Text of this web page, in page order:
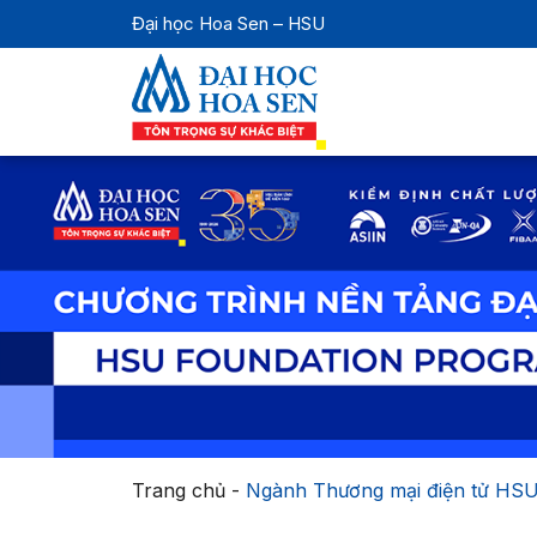
Đại học Hoa Sen – HSU
Trang chủ- Ngành Thương mại điện tử HSU